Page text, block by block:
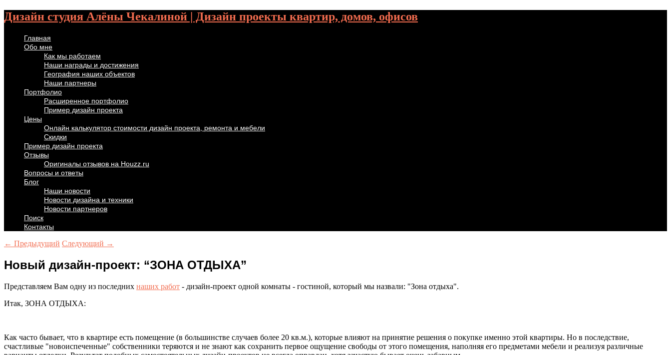
Дизайн студия Алёны Чекалиной | Дизайн проекты квартир, домов, офисов
Главная
Обо мне
Как мы работаем
Наши награды и достижения
География наших объектов
Наши партнеры
Портфолио
Расширенное портфолио
Пример дизайн проекта
Цены
Онлайн калькулятор стоимости дизайн проекта, ремонта и мебели
Скидки
Пример дизайн проекта
Отзывы
Оригиналы отзывов на Houzz.ru
Вопросы и ответы
Блог
Наши новости
Новости дизайна и техники
Новости партнеров
Поиск
Контакты
← Предыдущий Следующий →
Новый дизайн-проект: “ЗОНА ОТДЫХА”
Представляем Вам одну из последних наших работ - дизайн-проект одной комнаты - гостиной, который мы назвали: "Зона отдыха".
Итак, ЗОНА ОТДЫХА:
Как часто бывает, что в квартире есть помещение (в большинстве случаев более 20 кв.м.), которые влияют на принятие решения о покупке именно этой квартиры. Но в последствие,
счастливые "новоиспеченные" собственники теряются и не знают как сохранить первое ощущение свободы от этого помещения, наполняя его предметами мебели и реализуя различные